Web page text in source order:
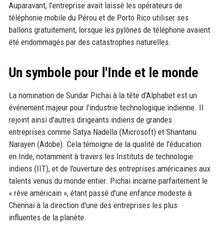
Auparavant, l'entreprise avait laissé les opérateurs de
téléphonie mobile du Pérou et de Porto Rico utiliser ses
ballons gratuitement, lorsque les pylônes de téléphone avaient
été endommagés par des catastrophes naturelles.
Un symbole pour l'Inde et le monde
La nomination de Sundar Pichai à la tête d'Alphabet est un
événement majeur pour l'industrie technologique indienne. Il
rejoint ainsi d'autres dirigeants indiens de grandes
entreprises comme Satya Nadella (Microsoft) et Shantanu
Narayen (Adobe). Cela témoigne de la qualité de l'éducation
en Inde, notamment à travers les Instituts de technologie
indiens (IIT), et de l'ouverture des entreprises américaines aux
talents venus du monde entier. Pichai incarne parfaitement le
« rêve américain », étant passé d'une enfance modeste à
Chennai à la direction d'une des entreprises les plus
influentes de la planète.